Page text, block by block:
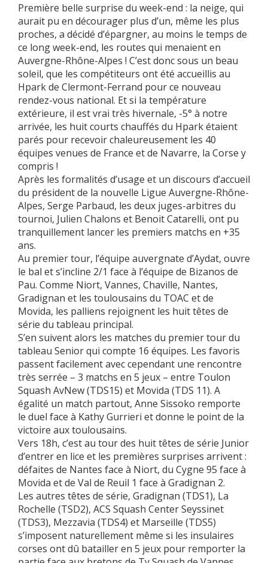
Première belle surprise du week-end : la neige, qui
aurait pu en décourager plus d’un, même les plus
proches, a décidé d’épargner, au moins le temps de
ce long week-end, les routes qui menaient en
Auvergne-Rhône-Alpes ! C’est donc sous un beau
soleil, que les compétiteurs ont été accueillis au
Hpark de Clermont-Ferrand pour ce nouveau
rendez-vous national. Et si la température
extérieure, il est vrai très hivernale, -5° à notre
arrivée, les huit courts chauffés du Hpark étaient
parés pour recevoir chaleureusement les 40
équipes venues de France et de Navarre, la Corse y
compris !
Après les formalités d’usage et un discours d’accueil
du président de la nouvelle Ligue Auvergne-Rhône-
Alpes, Serge Parbaud, les deux juges-arbitres du
tournoi, Julien Chalons et Benoit Catarelli, ont pu
tranquillement lancer les premiers matchs en +35
ans.
Au premier tour, l’équipe auvergnate d’Aydat, ouvre
le bal et s’incline 2/1 face à l’équipe de Bizanos de
Pau. Comme Niort, Vannes, Chaville, Nantes,
Gradignan et les toulousains du TOAC et de
Movida, les palliens rejoignent les huit têtes de
série du tableau principal.
S’en suivent alors les matches du premier tour du
tableau Senior qui compte 16 équipes. Les favoris
passent facilement avec cependant une rencontre
très serrée – 3 matchs en 5 jeux – entre Toulon
Squash AvNew (TDS15) et Movida (TDS 11). A
égalité un match partout, Anne Sissoko remporte
le duel face à Kathy Gurrieri et donne le point de la
victoire aux toulousains.
Vers 18h, c’est au tour des huit têtes de série Junior
d’entrer en lice et les premières surprises arrivent :
défaites de Nantes face à Niort, du Cygne 95 face à
Movida et de Val de Reuil 1 face à Gradignan 2.
Les autres têtes de série, Gradignan (TDS1), La
Rochelle (TSD2), ACS Squash Center Seyssinet
(TDS3), Mezzavia (TDS4) et Marseille (TDS5)
s’imposent naturellement même si les insulaires
corses ont dû batailler en 5 jeux pour remporter la